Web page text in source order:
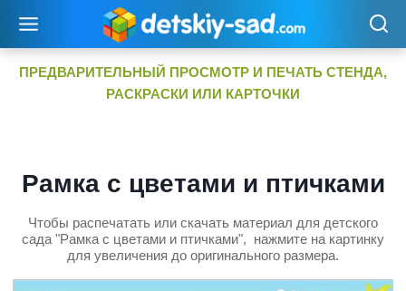
содержимому
ПРЕДВАРИТЕЛЬНЫЙ ПРОСМОТР И ПЕЧАТЬ СТЕНДА,
РАСКРАСКИ ИЛИ КАРТОЧКИ
Рамка с цветами и птичками
Чтобы распечатать или скачать материал для детского
сада "Рамка с цветами и птичками", нажмите на картинку
для увеличения до оригинального размера.